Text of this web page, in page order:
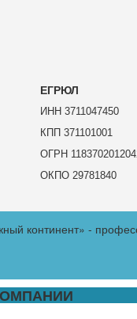
ЕГРЮЛ
ИНН 3711047450
КПП 371101001
ОГРН
ОКПО 29781840
континент» -